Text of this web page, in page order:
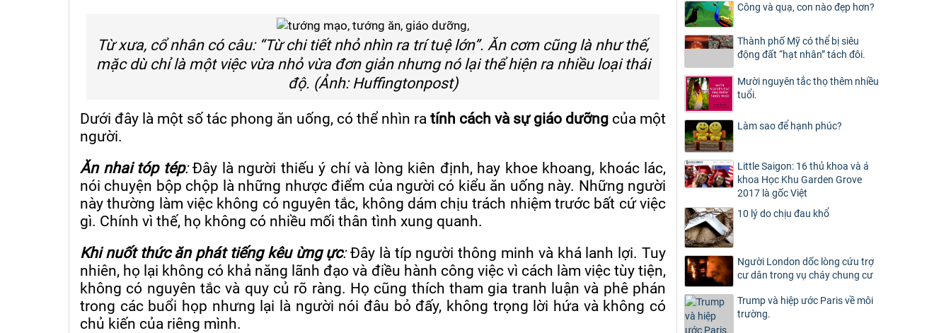
Từ xưa, cổ nhân có câu: “Từ chi tiết nhỏ nhìn ra trí tuệ lớn”. Ăn cơm cũng là như thế,
mặc dù chỉ là một việc vừa nhỏ vừa đơn giản nhưng nó lại thể hiện ra nhiều loại thái
độ. (Ảnh: Huffingtonpost)
Dưới đây là một số tác phong ăn uống, có thể nhìn ra tính cách và sự giáo dưỡng của một
người.
Ăn nhai tóp tép: Đây là người thiếu ý chí và lòng kiên định, hay khoe khoang, khoác lác,
nói chuyện bộp chộp là những nhược điểm của người có kiểu ăn uống này. Những người
này thường làm việc không có nguyên tắc, không dám chịu trách nhiệm trước bất cứ việc
gì. Chính vì thế, họ không có nhiều mối thân tình xung quanh.
Khi nuốt thức ăn phát tiếng kêu ừng ực: Đây là típ người thông minh và khá lanh lợi. Tuy
nhiên, họ lại không có khả năng lãnh đạo và điều hành công việc vì cách làm việc tùy tiện,
không có nguyên tắc và quy củ rõ ràng. Họ cũng thích tham gia tranh luận và phê phán
trong các buổi họp nhưng lại là người nói đâu bỏ đấy, không trọng lời hứa và không có
chủ kiến của riêng mình.
Công và quạ, con nào đẹp hơn?
Thành phố Mỹ có thể bị siêu
động đất “hạt nhân” tách đôi.
Mười nguyên tắc thọ thêm nhiều
tuổi.
Làm sao để hạnh phúc?
Little Saigon: 16 thủ khoa và á
khoa Học Khu Garden Grove
2017 là gốc Việt
10 lý do chịu đau khổ
Người London dốc lòng cứu trợ
cư dân trong vụ cháy chung cư
Trump và hiệp ước Paris về môi
trường.